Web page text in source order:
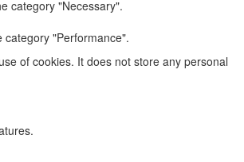
category "Necessary".
"Performance".
of cookies. It does not store any personal